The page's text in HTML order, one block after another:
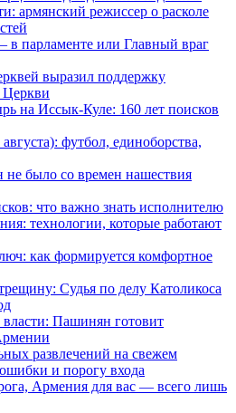
армянский режиссер о расколе
парламенте или Главный враг
выразил поддержку
Церкви
на Иссык-Куле: 160 лет поисков
футбол, единоборства,
было со времен нашествия
что важно знать исполнителю
технологии, которые работают
как формируется комфортное
Судья по делу Католикоса
Пашинян готовит
развлечений на свежем
и порогу входа
Армения для вас — всего лишь